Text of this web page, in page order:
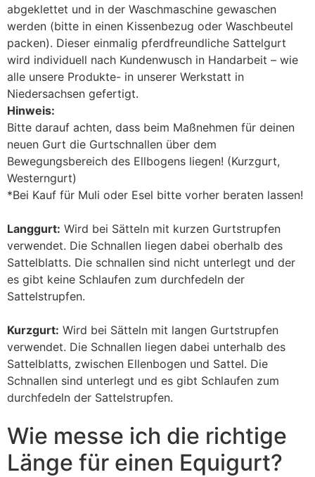
abgeklettet und in der Waschmaschine gewaschen
werden (bitte in einen Kissenbezug oder Waschbeutel
packen). Dieser einmalig pferdfreundliche Sattelgurt
wird individuell nach Kundenwusch in Handarbeit – wie
alle unsere Produkte- in unserer Werkstatt in
Niedersachsen gefertigt.
Hinweis:
Bitte darauf achten, dass beim Maßnehmen für deinen
neuen Gurt die Gurtschnallen über dem
Bewegungsbereich des Ellbogens liegen! (Kurzgurt,
Westerngurt)
*Bei Kauf für Muli oder Esel bitte vorher beraten lassen!
Langgurt: Wird bei Sätteln mit kurzen Gurtstrupfen
verwendet. Die Schnallen liegen dabei oberhalb des
Sattelblatts. Die schnallen sind nicht unterlegt und der
es gibt keine Schlaufen zum durchfedeln der
Sattelstrupfen.
Kurzgurt: Wird bei Sätteln mit langen Gurtstrupfen
verwendet. Die Schnallen liegen dabei unterhalb des
Sattelblatts, zwischen Ellenbogen und Sattel. Die
Schnallen sind unterlegt und es gibt Schlaufen zum
durchfedeln der Sattelstrupfen.
Wie messe ich die richtige
Länge für einen Equigurt?